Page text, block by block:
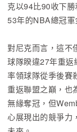
克以94比90收下
53年的NBA總冠軍
對尼克而言，這不
球隊睽違27年重
率領球隊從季後賽
重返聯盟之巔，也
無緣奪冠，但
心展現出的競爭力